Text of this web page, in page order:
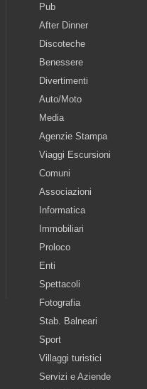
Pub
After Dinner
Discoteche
Benessere
Divertimenti
Auto/Moto
Media
Agenzie Stampa
Viaggi Escursioni
Comuni
Associazioni
Informatica
Immobiliari
Proloco
Enti
Spettacoli
Fotografia
Stab. Balneari
Sport
Villaggi turistici
Servizi e Aziende